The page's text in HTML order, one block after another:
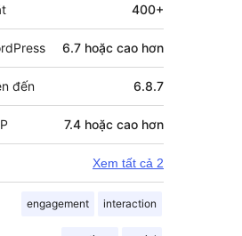
400+
6.7 hoặc cao hơn
đến 6.8.7
7.4 hoặc cao hơn
Xem tất cả 2
engagement interaction